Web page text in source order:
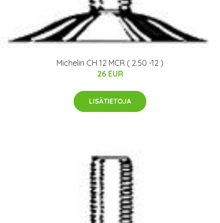
Michelin CH 12 MCR ( 2.50 -12 )
26 EUR
LISÄTIETOJA